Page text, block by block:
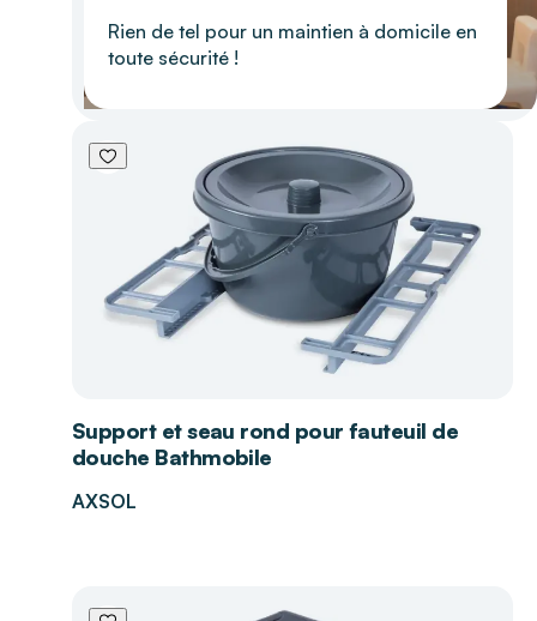
Rien de tel pour un maintien à domicile en
toute sécurité !
Support et seau rond pour fauteuil de
douche Bathmobile
AXSOL